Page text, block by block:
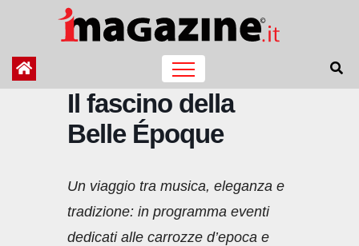
contenuto
Il fascino della
Belle Époque
Un viaggio tra musica, eleganza e
tradizione: in programma eventi
dedicati alle carrozze d’epoca e